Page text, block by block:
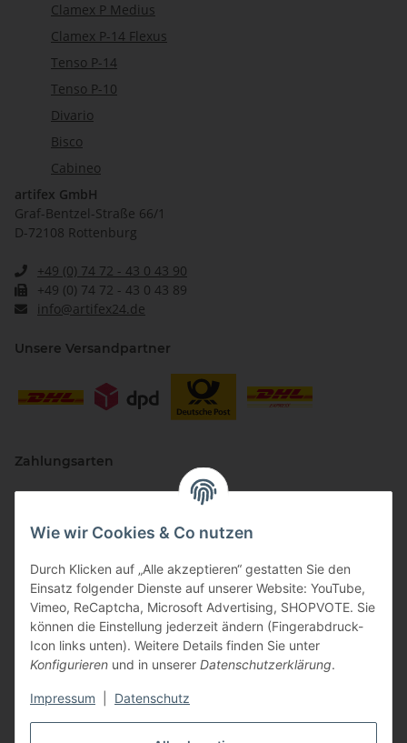
Wie wir Cookies & Co nutzen
Durch Klicken auf „Alle akzeptieren“ gestatten Sie den
Einsatz folgender Dienste auf unserer Website: YouTube,
Vimeo, ReCaptcha, Microsoft Advertising, SHOPVOTE. Sie
können die Einstellung jederzeit ändern (Fingerabdruck-
Icon links unten). Weitere Details finden Sie unter
Konfigurieren und in unserer Datenschutzerklärung.
Impressum Datenschutz
Clamex P Medius
Clamex P-14 Flexus
Tenso P-14
Tenso P-10
Divario
Bisco
Cabineo
artifex GmbH
Graf-Bentzel-Straße 66/1
D-72108 Rottenburg
+49 (0) 74 72 - 43 0 43 90
+49 (0) 74 72 - 43 0 43 89
info@artifex24.de
Unsere Versandpartner
Zahlungsarten
Vertriebspartner